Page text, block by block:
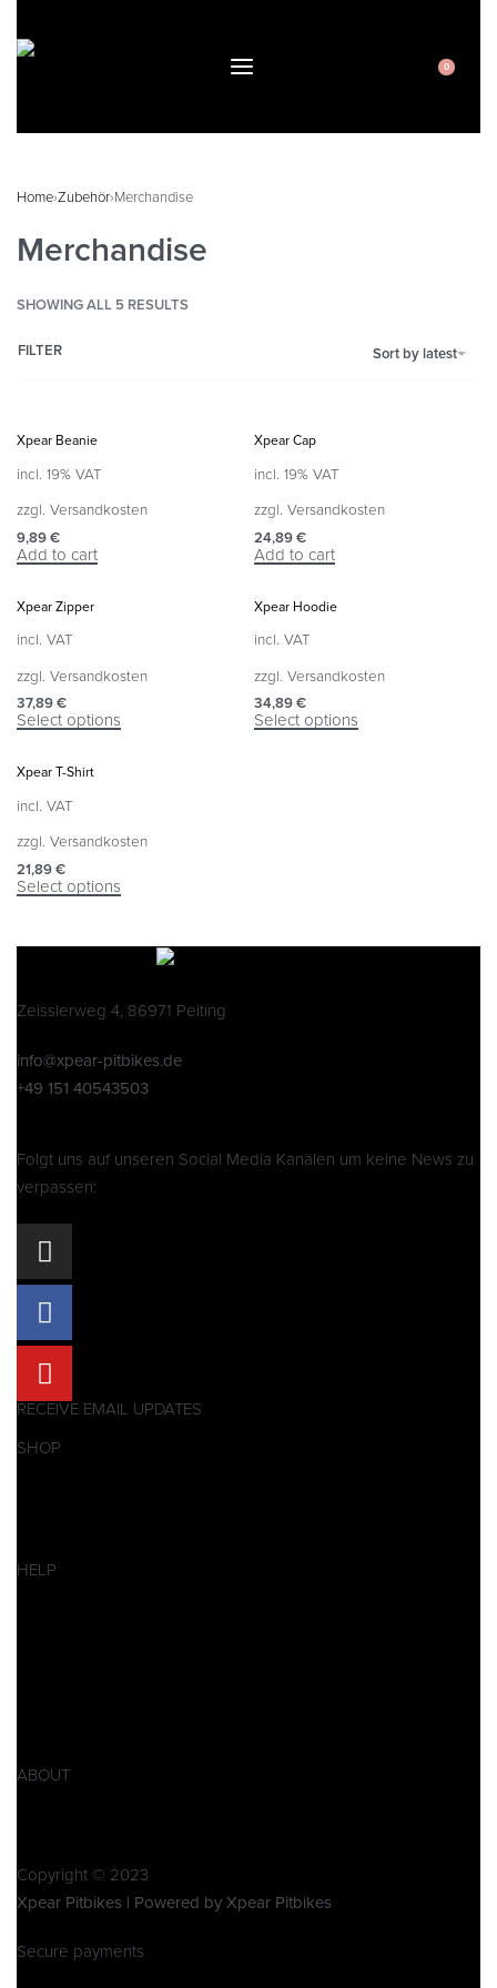
0
Home›Zubehör›Merchandise
Merchandise
SHOWING ALL 5 RESULTS
Sort by latest
FILTER
Xpear Beanie
incl. 19% VAT
zzgl. Versandkosten
9,89€
Add to cart
Xpear Cap
incl. 19% VAT
zzgl. Versandkosten
24,89€
Add to cart
Xpear Zipper
incl. VAT
zzgl. Versandkosten
37,89€
Select options
Xpear Hoodie
incl. VAT
zzgl. Versandkosten
34,89€
Select options
Xpear T-Shirt
incl. VAT
zzgl. Versandkosten
21,89€
Select options
Zeisslerweg 4, 86971 Peiting
info@xpear-pitbikes.de
+49 151 40543503
Folgt uns auf unseren Social Media Kanälen um keine News zu
verpassen:
RECEIVE EMAIL UPDATES
SHOP
HELP
ABOUT
Copyright © 2023
Xpear Pitbikes | Powered by Xpear Pitbikes
Secure payments